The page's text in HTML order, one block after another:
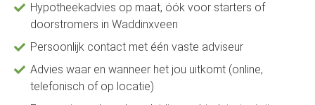
Hypotheekadvies op maat, óók voor starters of
doorstromers in Waddinxveen
Persoonlijk contact met één vaste adviseur
Advies waar en wanneer het jou uitkomt (online,
telefonisch of op locatie)